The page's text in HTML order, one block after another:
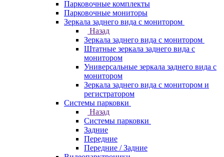
Парковочные комплекты
Парковочные мониторы
Зеркала заднего вида с монитором
Назад
Зеркала заднего вида с монитором
Штатные зеркала заднего вида с
монитором
Универсальные зеркала заднего вида с
монитором
Зеркала заднего вида с монитором и
регистратором
Системы парковки
Назад
Системы парковки
Задние
Передние
Передние / Задние